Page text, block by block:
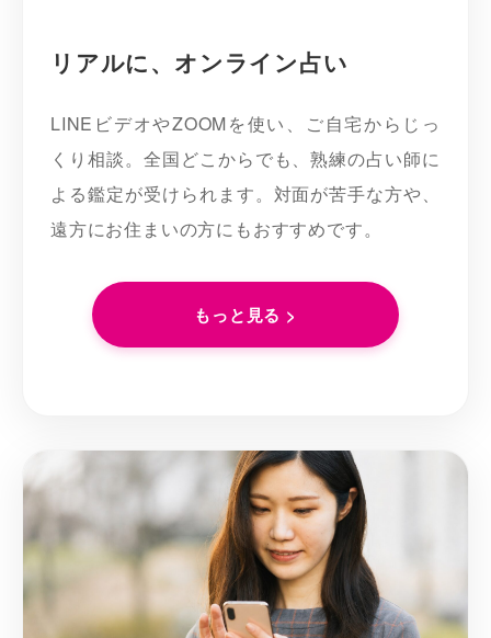
リアルに、オンライン占い
LINEビデオやZOOMを使い、ご自宅からじっ
くり相談。全国どこからでも、熟練の占い師に
よる鑑定が受けられます。対面が苦手な方や、
遠方にお住まいの方にもおすすめです。
もっと見る >